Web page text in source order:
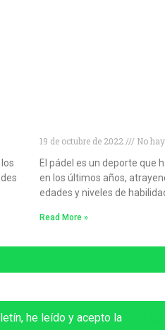
19 de octubre de 2022
No
El pádel es un deporte que
en los últimos años,
edades y niveles de
Read More »
he leído y acepto la